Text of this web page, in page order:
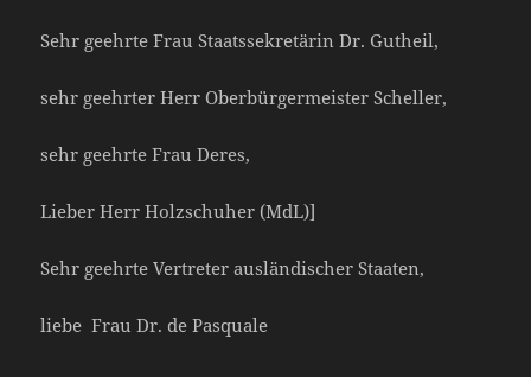
Sehr geehrte Frau Staatssekretärin Dr. Gutheil,
sehr geehrter Herr Oberbürgermeister Scheller,
sehr geehrte Frau Deres,
Lieber Herr Holzschuher (MdL)]
Sehr geehrte Vertreter ausländischer Staaten,
liebe Frau Dr. de Pasquale